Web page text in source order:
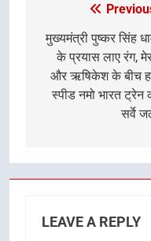
navigation
मुख्यमंत्री पुष्कर सिंह
के प्रयास लाए रंग,
और ऋषिकेश के बीच
स्पीड नमो भारत ट्रेन
सर्वे
LEAVE A REPLY